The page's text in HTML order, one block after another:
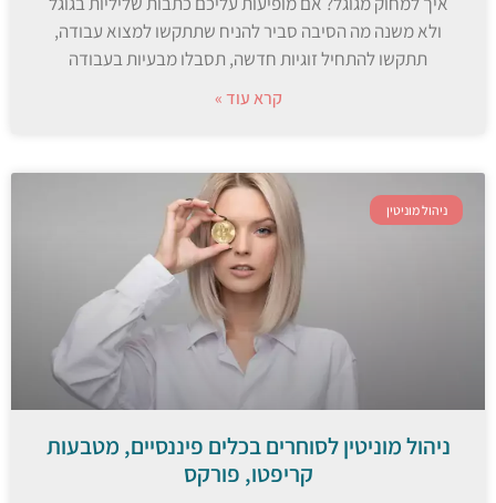
ולא משנה מה הסיבה סביר להניח שתתקשו למצוא עבודה,
תתקשו להתחיל זוגיות חדשה, תסבלו מבעיות בעבודה
קרא עוד »
ניהול מוניטין
ניהול מוניטין לסוחרים בכלים פיננסיים, מטבעות
קריפטו, פורקס